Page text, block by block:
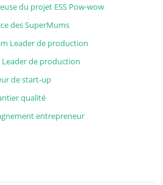
du projet ESS Pow-wow
des SuperMums
Leader de production
Leader de production
de start-up
qualité
entrepreneur